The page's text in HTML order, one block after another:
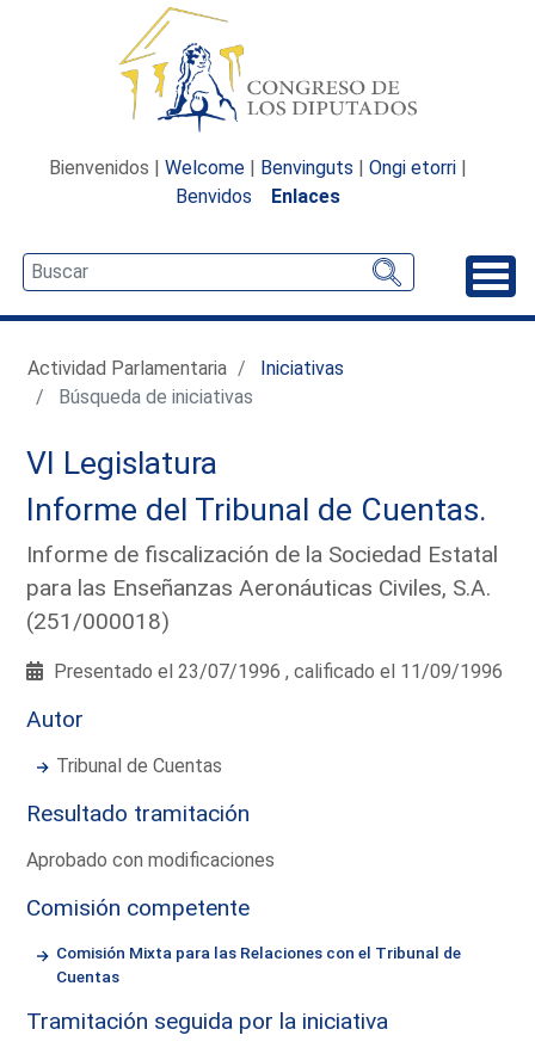
Bienvenidos | Welcome | Benvinguts | Ongi etorri |
Benvidos
Enlaces
Actividad Parlamentaria
Iniciativas
Búsqueda de iniciativas
VI Legislatura
Informe del Tribunal de Cuentas.
Informe de fiscalización de la Sociedad Estatal
para las Enseñanzas Aeronáuticas Civiles, S.A.
(251/000018)
Presentado el 23/07/1996 , calificado el 11/09/1996
Autor
Tribunal de Cuentas
Resultado tramitación
Aprobado con modificaciones
Comisión competente
Comisión Mixta para las Relaciones con el Tribunal de
Cuentas
Tramitación seguida por la iniciativa